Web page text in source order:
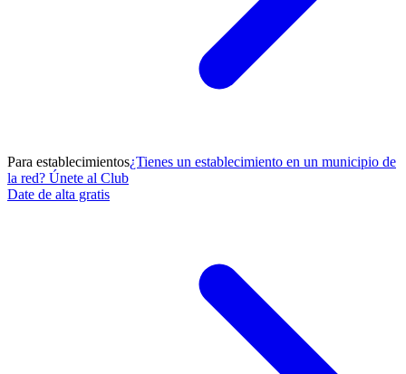
Para establecimientos¿Tienes un establecimiento en un municipio de
la red? Únete al Club
Date de alta gratis